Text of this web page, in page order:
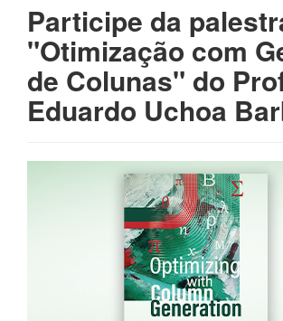
Participe da
"Otimização com
de Colunas" do
Eduardo Uchoa